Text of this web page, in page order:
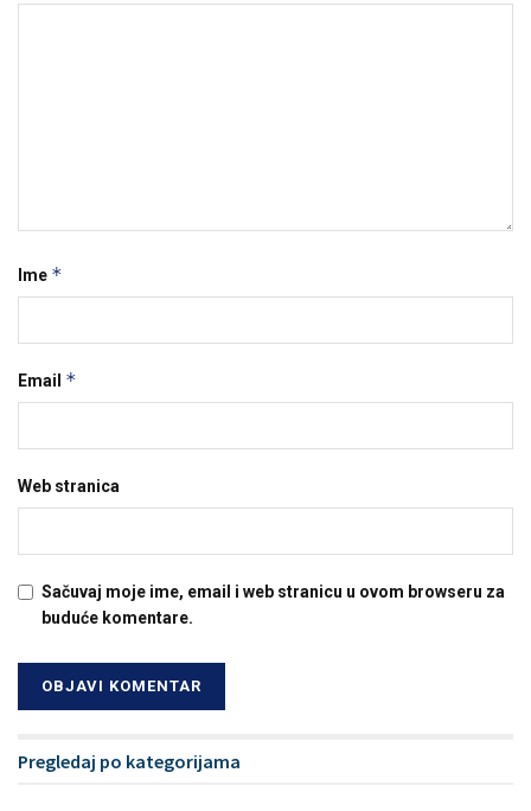
Ime *
Email *
Web stranica
Sačuvaj moje ime, email i web stranicu u ovom browseru za
buduće komentare.
Pregledaj po kategorijama